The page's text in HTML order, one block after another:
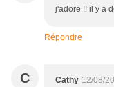
j'adore !! il y a
Répondre
C Cathy 12/08/